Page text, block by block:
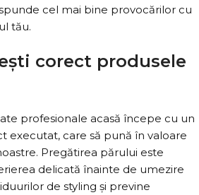
cel mai bine provocărilor cu
tău.
corect produsele
profesionale acasă începe cu un
executat, care să pună în valoare
Pregătirea părului este
delicată înainte de umezire
de styling și previne